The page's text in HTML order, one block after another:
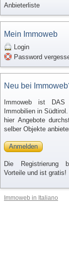
Anbieterliste
Mein Immoweb
Login
Password
Neu bei
Immoweb ist
Immobilien in
hier Angebote
selber Objekte
Anmelden
Die Registrierung
Vorteile und ist gratis!
Immoweb in Italiano